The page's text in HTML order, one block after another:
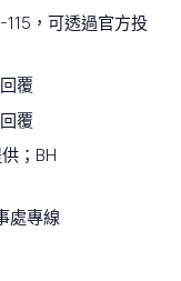
，可透過官方投
覆
覆
；BH
處專線